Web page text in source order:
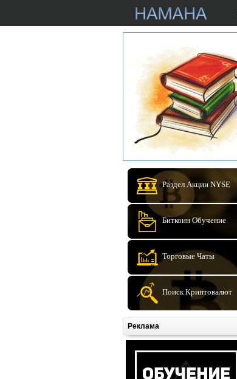
Раздел Акции NYSE
Биткоин Обучение
Торговые Чаты
Поиск Криптовалют
Реклама